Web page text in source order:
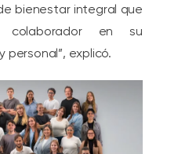
bienestar integral que
en su
personal”, explicó.